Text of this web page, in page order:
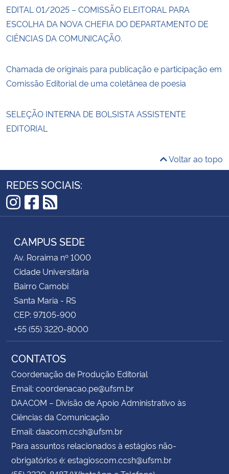
EDITAL 01/2025 – COMISSÃO ELEITORAL PARA
ESCOLHA DA NOVA CHEFIA DO DEPARTAMENTO DE
CIÊNCIAS DA COMUNICAÇÃO.
Chamada de originais para publicação e participação em
Comissão Editorial de uma coletânea de poesia
SELEÇÃO INTERNA DE BOLSISTA ASSISTENTE
EDITORIAL
Voltar ao topo
REDES SOCIAIS:
Instagram
Facebook
RSS
CAMPUS SEDE
Av. Roraima nº 1000
Cidade Universitária
Bairro Camobi
Santa Maria - RS
CEP: 97105-900
+55 (55) 3220-8000
CONTATOS
Coordenação de Produção Editorial
Email: coordenacao.pe@ufsm.br
DAACOM – Divisão de Apoio Administrativo às
Ciências da Comunicação
Email: daacom.ccsh@ufsm.br
Para assuntos relacionados à estágios não-
obrigatórios é: estagioscom.ccsh@ufsm.br